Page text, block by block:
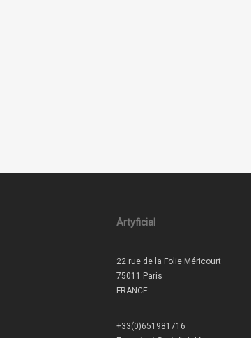
Artyficial
22 rue de la Folie Méricourt
75011 Paris
FRANCE
+33(0)651981716